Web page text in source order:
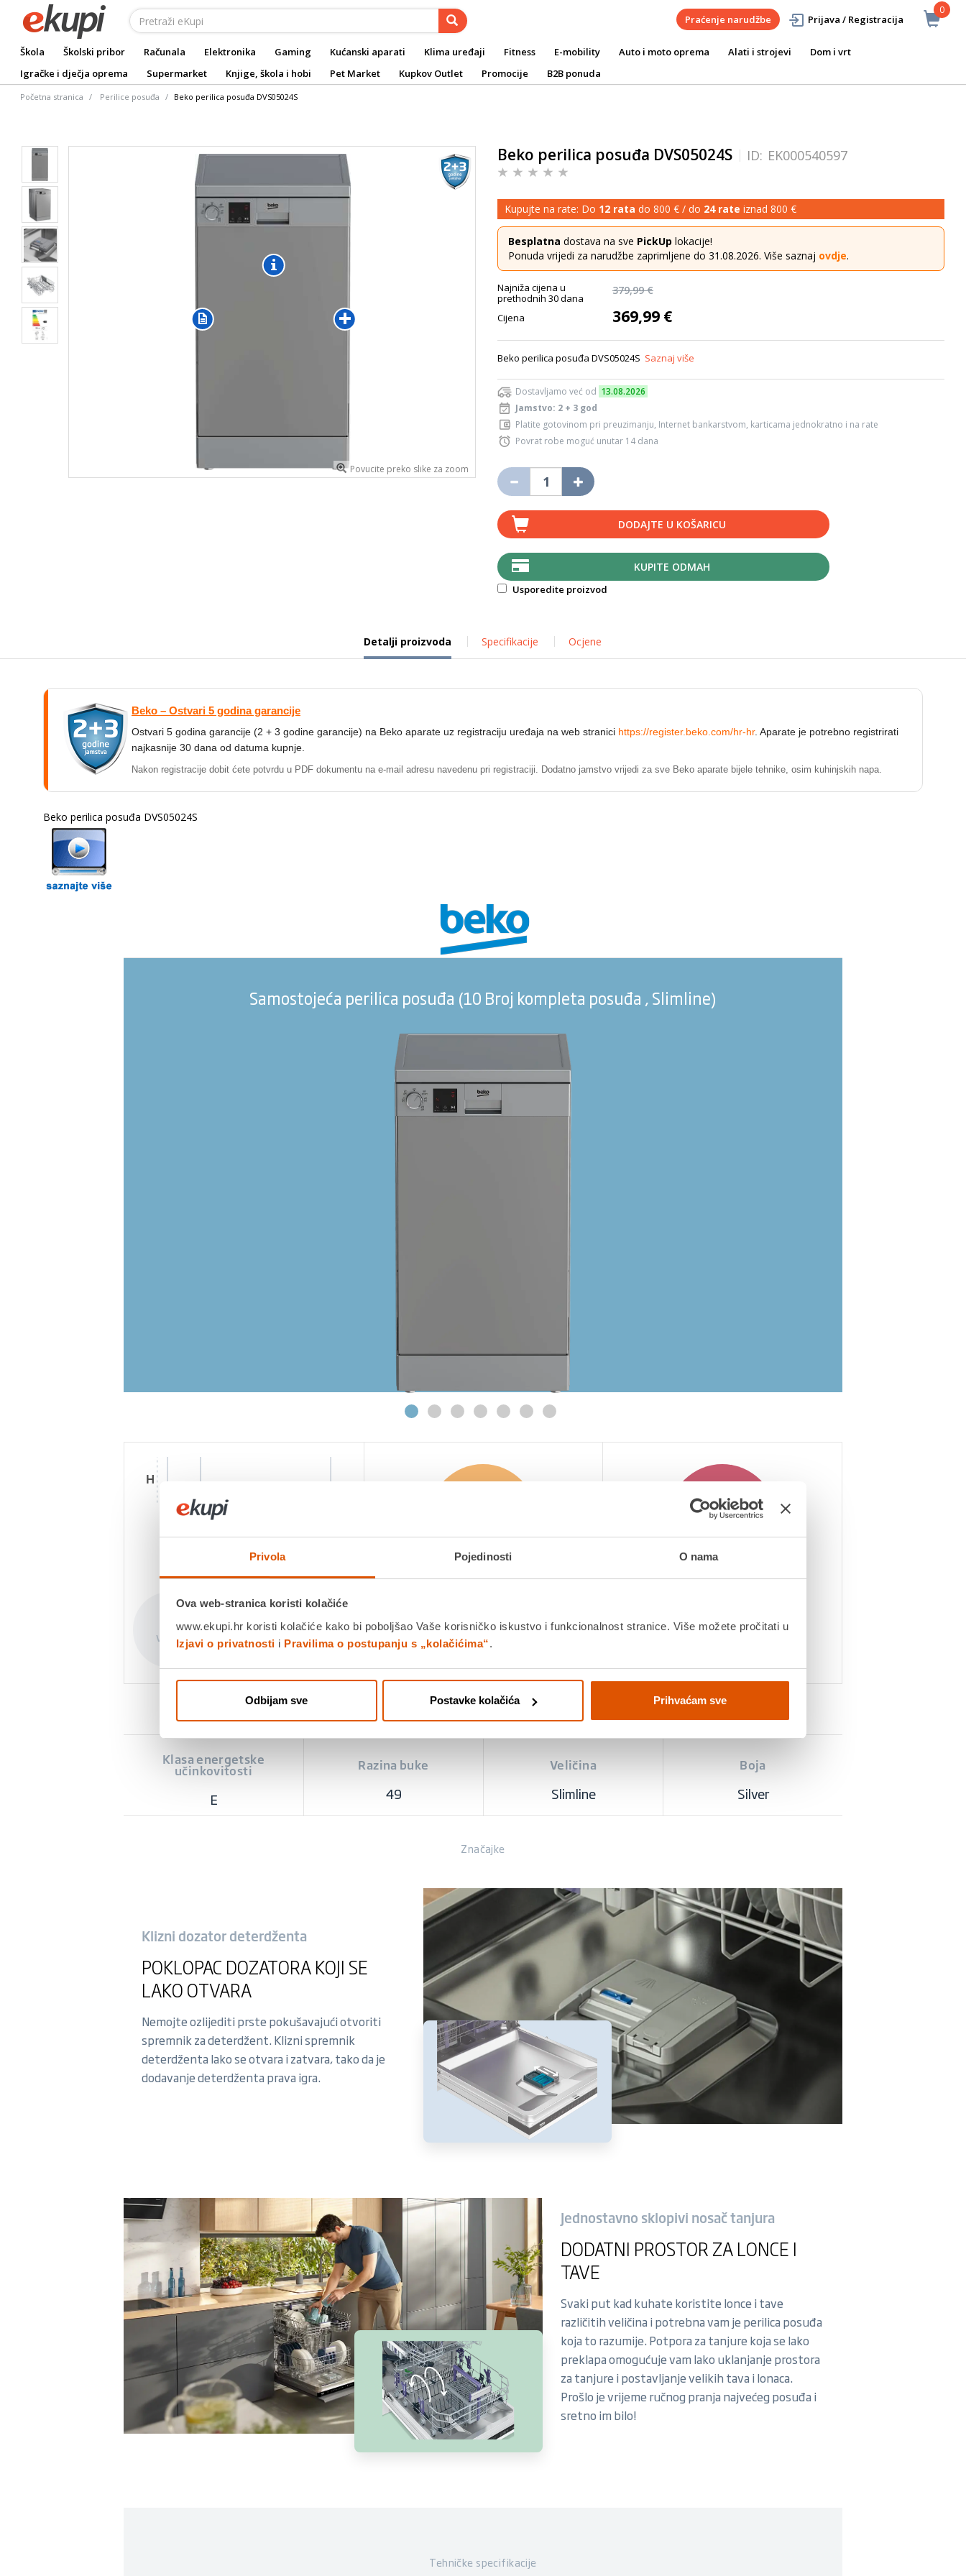
Privola Pojedinosti O nama
Ova web-stranica koristi kolačiće
www.ekupi.hr koristi kolačiće kako bi poboljšao Vaše korisničko iskustvo i funkcionalnost stranice. Više možete pročitati u
Izjavi o privatnosti i Pravilima o postupanju s „kolačićima“.
Odbijam sve Postavke kolačića Prihvaćam sve
0
Praćenje narudžbe Prijava / Registracija
Škola Školski pribor Računala Elektronika Gaming Kućanski aparati Klima uređaji Fitness E-mobility Auto i moto oprema Alati i strojevi
Dom i vrt
Igračke i dječja oprema
Supermarket Knjige, škola i hobi Pet Market Kupkov Outlet Promocije B2B ponuda
Početna stranica Perilice posuđa Beko perilica posuđa DVS05024S
Povucite preko slike za zoom
Beko perilica posuđa DVS05024S ID: EK000540597
Kupujte na rate: Do 12 rata do 800 € / do 24 rate iznad 800 €
Besplatna dostava na sve PickUp lokacije!
Ponuda vrijedi za narudžbe zaprimljene do 31.08.2026. Više saznaj ovdje.
Najniža cijena u
prethodnih 30 dana
379,99 €
Cijena 369,99 €
Beko perilica posuđa DVS05024S Saznaj više
Dostavljamo već od 13.08.2026
Jamstvo: 2 + 3 god
Platite gotovinom pri preuzimanju, Internet bankarstvom, karticama jednokratno i na rate
Povrat robe moguć unutar 14 dana
DODAJTE U KOŠARICU
KUPITE ODMAH
Usporedite proizvod
Detalji proizvoda Specifikacije Ocjene
Beko – Ostvari 5 godina garancije
Ostvari 5 godina garancije (2 + 3 godine garancije) na Beko aparate uz registraciju uređaja na web stranici https://register.beko.com/hr-hr. Aparate je potrebno registrirati
najkasnije 30 dana od datuma kupnje.
Nakon registracije dobit ćete potvrdu u PDF dokumentu na e-mail adresu navedenu pri registraciji. Dodatno jamstvo vrijedi za sve Beko aparate bijele tehnike, osim kuhinjskih napa.
Beko perilica posuđa DVS05024S
Samostojeća perilica posuđa (10 Broj kompleta posuđa , Slimline)
H
S
Dimension (cm)
85
Visina
44.8
Širina
60
Dubina
posuđa
10
Klasa energetske
učinkovitosti
E
Razina buke
49
Veličina
Slimline
Boja
Silver
Značajke
Klizni dozator deterdženta
POKLOPAC DOZATORA KOJI SE
LAKO OTVARA
Nemojte ozlijediti prste pokušavajući otvoriti
spremnik za deterdžent. Klizni spremnik
deterdženta lako se otvara i zatvara, tako da je
dodavanje deterdženta prava igra.
Jednostavno sklopivi nosač tanjura
DODATNI PROSTOR ZA LONCE I
TAVE
Svaki put kad kuhate koristite lonce i tave
različitih veličina i potrebna vam je perilica posuđa
koja to razumije. Potpora za tanjure koja se lako
preklapa omogućuje vam lako uklanjanje prostora
za tanjure i postavljanje velikih tava i lonaca.
Prošlo je vrijeme ručnog pranja najvećeg posuđa i
sretno im bilo!
Tehničke specifikacije